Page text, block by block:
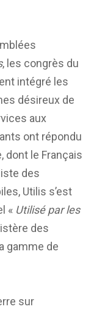
, les congrès du
intégré les
désireux de
aux
ont répondu
dont le Français
des
Utilis s’est
« Utilisé par les
des
gamme de
sur